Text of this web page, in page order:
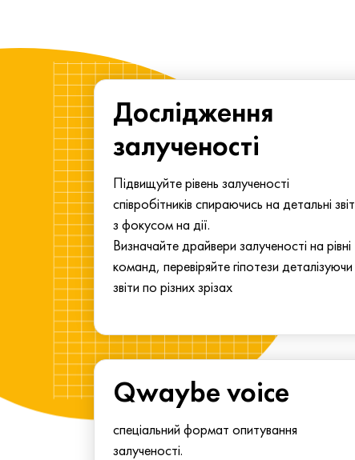
Дослідження
залученості
Підвищуйте рівень залученості
співробітників спираючись на детальні
з фокусом на дії.
Визначайте драйвери залученості на рівні
команд, перевіряйте гіпотези деталізуючи
звіти по різних зрізах
Qwaybe voice
спеціальний формат опитування
залученості.